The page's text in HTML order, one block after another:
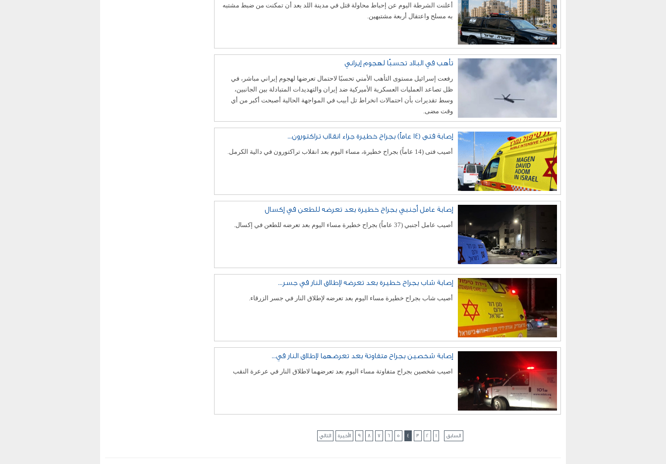
أعلنت الشرطة اليوم عن إحباط محاولة قتل في مدينة اللد بعد أن تمكنت من ضبط مشتبه
به مسلح واعتقال أربعة مشتبهين.
تأهب في البلاد تحسبًا لهجوم إيراني
رفعت إسرائيل مستوى التأهب الأمني تحسبًا لاحتمال تعرضها لهجوم إيراني مباشر، في
ظل تصاعد العمليات العسكرية الأميركية ضد إيران والتهديدات المتبادلة بين الجانبين،
وسط تقديرات بأن احتمالات انخراط تل أبيب في المواجهة الحالية أصبحت أكبر من أي
وقت مضى.
إصابة فتى (14 عاماً) بجراح خطيرة جراء انقلاب تراكتورون...
أصيب فتى (14 عاماً) بجراح خطيرة، مساء اليوم بعد انقلاب تراكتورون في دالية الكرمل.
إصابة عامل أجنبي بجراح خطيرة بعد تعرضه للطعن في إكسال
أصيب عامل أجنبي (37 عاماً) بجراح خطيرة مساء اليوم بعد تعرضه للطعن في إكسال.
إصابة شاب بجراح خطيرة بعد تعرضه لإطلاق النار في جسر...
أصيب شاب بجراح خطيرة مساء اليوم بعد تعرضه لإطلاق النار في جسر الزرقاء.
إصابة شخصين بجراح متفاوتة بعد تعرضهما لإطلاق النار في...
اصيب شخصين بجراح متفاوتة مساء اليوم بعد تعرضهما لاطلاق النار في عرعرة النقب
السابق 1
2
3
4
5
6
7
8
9 الأخيرة التالي